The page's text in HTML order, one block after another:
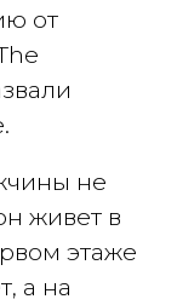
от
не
живет в
этаже
а на